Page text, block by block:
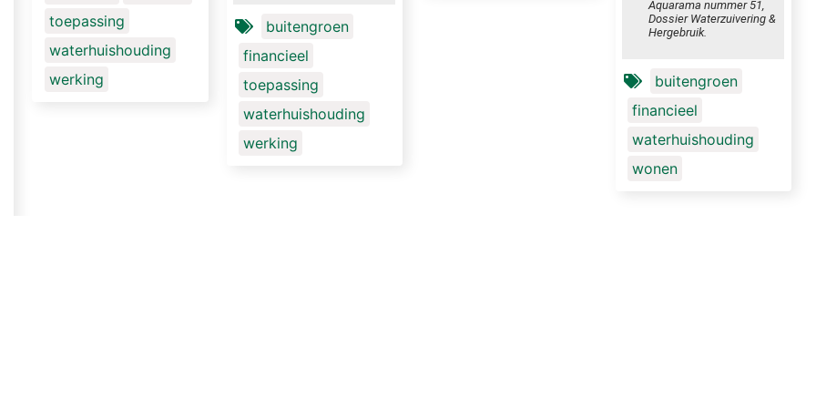
voorbeelden van (de wijk
Drielanden in Groningen,
Amsterdam).
Aquarama nummer 51,
Dossier Waterzuivering &
Hergebruik.
buitengroen
financieel
waterhuishouding
wonen
buitengroen
financieel
toepassing
waterhuishouding
werking
van het gevallen regenwater
verdampen.
toepassing
waterhuishouding
werking